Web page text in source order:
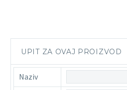
UPIT ZA OVAJ PROIZVOD
Naziv